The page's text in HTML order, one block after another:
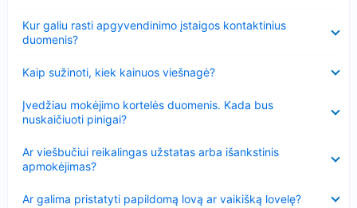
Kur galiu rasti apgyvendinimo įstaigos kontaktinius
duomenis?
Kaip sužinoti, kiek kainuos viešnagė?
Įvedžiau mokėjimo kortelės duomenis. Kada bus
nuskaičiuoti pinigai?
Ar viešbučiui reikalingas užstatas arba išankstinis
apmokėjimas?
Ar galima pristatyti papildomą lovą ar vaikišką lovelę?